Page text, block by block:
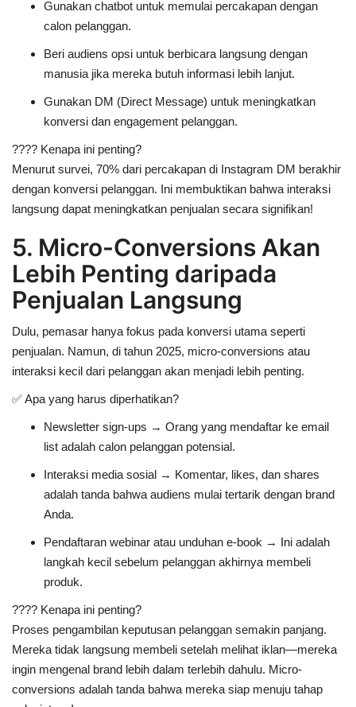
Gunakan chatbot untuk memulai percakapan dengan
calon pelanggan.
Beri audiens opsi untuk berbicara langsung dengan
manusia jika mereka butuh informasi lebih lanjut.
Gunakan DM (Direct Message) untuk meningkatkan
konversi dan engagement pelanggan.
???? Kenapa ini penting?
Menurut survei, 70% dari percakapan di Instagram DM berakhir
dengan konversi pelanggan. Ini membuktikan bahwa interaksi
langsung dapat meningkatkan penjualan secara signifikan!
5. Micro-Conversions Akan
Lebih Penting daripada
Penjualan Langsung
Dulu, pemasar hanya fokus pada konversi utama seperti
penjualan. Namun, di tahun 2025, micro-conversions atau
interaksi kecil dari pelanggan akan menjadi lebih penting.
✅Apa yang harus diperhatikan?
Newsletter sign-ups → Orang yang mendaftar ke email
list adalah calon pelanggan potensial.
Interaksi media sosial → Komentar, likes, dan shares
adalah tanda bahwa audiens mulai tertarik dengan brand
Anda.
Pendaftaran webinar atau unduhan e-book → Ini adalah
langkah kecil sebelum pelanggan akhirnya membeli
produk.
???? Kenapa ini penting?
Proses pengambilan keputusan pelanggan semakin panjang.
Mereka tidak langsung membeli setelah melihat iklan—mereka
ingin mengenal brand lebih dalam terlebih dahulu. Micro-
conversions adalah tanda bahwa mereka siap menuju tahap